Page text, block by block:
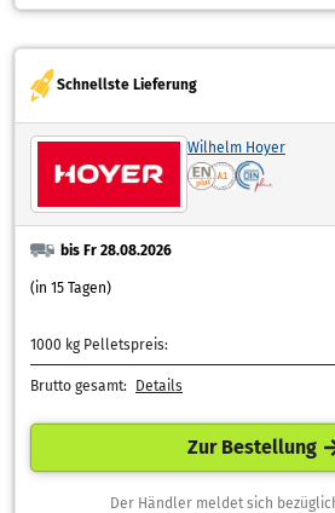
Schnellste Lieferung
Wilhelm Hoyer
bis Fr 28.08.2026
(in 15 Tagen)
1000 kg Pelletspreis:
Brutto gesamt: Details
Zur Bestellung
Der Händler meldet sich